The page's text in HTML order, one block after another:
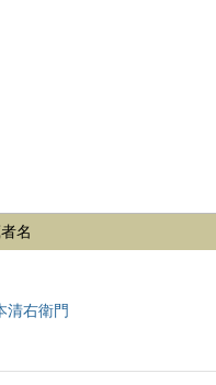
名
清右衛門